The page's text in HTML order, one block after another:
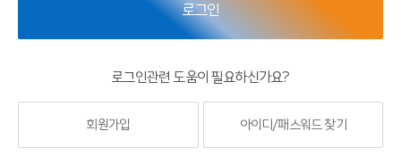
로그인
로그인관련 도움이 필요하신가요?
회원가입 아이디/패스워드 찾기